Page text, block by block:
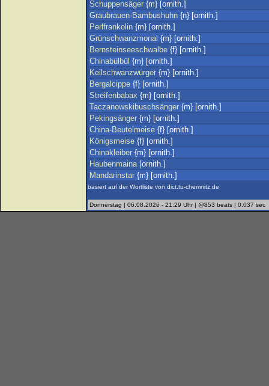
Schuppensäger {m} [ornith.]
Graubrauen-Bambushuhn {n} [ornith.]
Perlfrankolin {m} [ornith.]
Grünschwanzmonal {m} [ornith.]
Bernsteinseeschwalbe {f} [ornith.]
Chinabülbül {m} [ornith.]
Keilschwanzwürger {m} [ornith.]
Bergalcippe {f} [ornith.]
Streifenbabax {m} [ornith.]
Taczanowskibuschsänger {m} [ornith.]
Pekingsänger {m} [ornith.]
China-Beutelmeise {f} [ornith.]
Königsmeise {f} [ornith.]
Chinakleiber {m} [ornith.]
Haubenmaina[ornith.]
Mandarinstar {m} [ornith.]
basiert auf der Wortliste von dict.tu-chemnitz.de
Donnerstag | 06.08.2026 - 21:29 Uhr | @853 beats | 0.037 sec